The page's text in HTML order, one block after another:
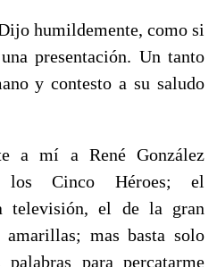
humildemente, como si
presentación. Un tanto
y contesto a su saludo
a mí a René González
Cinco Héroes; el
televisión, el de la gran
amarillas; mas basta solo
para percatarme